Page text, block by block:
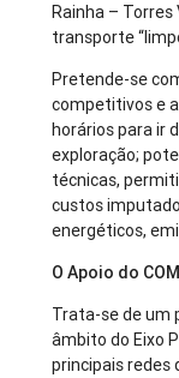
Rainha –
transporte
Pretende-se
competitivos e
horários para ir
exploração;
técnicas,
custos
energéticos,
O Apoio do
Trata-se de um
âmbito do Eixo
principais redes